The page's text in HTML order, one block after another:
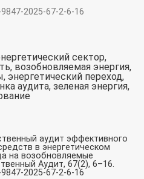
сектор,
возобновляемая энергия,
энергетический переход,
аудита, зеленая энергия,
аудит эффективного
в энергетическом
на возобновляемые
Аудит, 67(2), 6–16.
2025-67-2-6-16
2025-67-2-6-16